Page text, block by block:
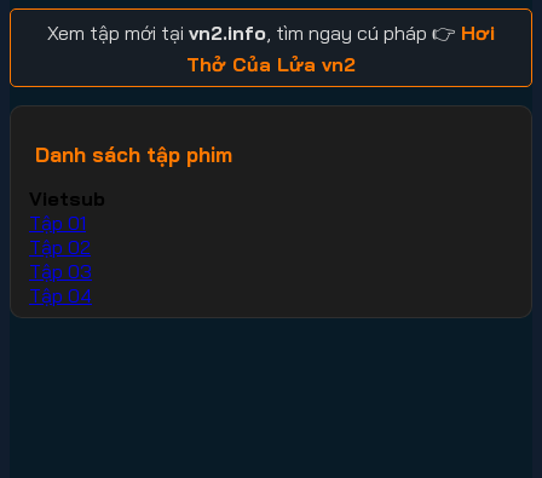
Xem tập mới tại vn2.info , tìm ngay cú pháp 👉 Hơi
Thở Của Lửa vn2
Danh sách tập phim
Vietsub
Tập 01
Tập 02
Tập 03
Tập 04